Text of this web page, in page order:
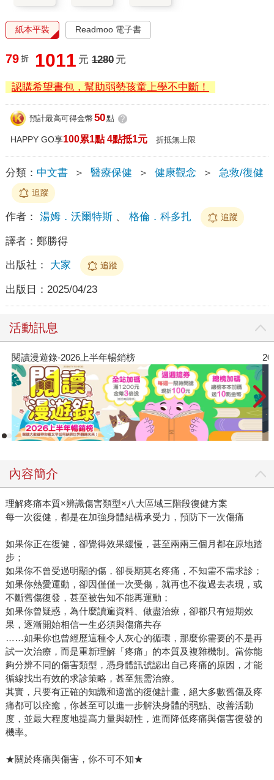
紙本平裝 Readmoo 電子書
79 折 1011 元 1280 元
認購希望書包，幫助弱勢孩童上學不中斷！
預計最高可得金幣 50點 ?
HAPPY GO享100累1點 4點抵1元 折抵無上限
分類： 中文書 ＞ 醫療保健 ＞ 健康觀念 ＞ 急救/復健
追蹤
作者： 湯姆．沃爾特斯、 格倫．科多扎 追蹤
譯者： 鄭勝得
出版社： 大家 追蹤
出版日： 2025/04/23
活動訊息
閱讀漫遊錄-2026上半年暢銷榜
內容簡介
理解疼痛本質×辨識傷害類型×八大區域三階段復健方案
每一次復健，都是在加強身體結構承受力，預防下一次傷痛
如果你正在復健，卻覺得效果緩慢，甚至兩兩三個月都在原地踏
步；
如果你不曾受過明顯的傷，卻長期莫名疼痛，不知需不需求診；
如果你熱愛運動，卻因僅僅一次受傷，就再也不復過去表現，或
不斷舊傷復發，甚至被告知不能再運動；
如果你曾疑惑，為什麼讀遍資料、做盡治療，卻都只有短期效
果，逐漸開始相信一生必須與傷痛共存
……如果你也曾經歷這種令人灰心的循環，那麼你需要的不是再
試一次治療，而是重新理解「疼痛」的本質及複雜機制。當你能
夠分辨不同的傷害類型，憑身體訊號認出自己疼痛的原因，才能
循線找出有效的求診策略，甚至無需治療。
其實，只要有正確的知識和適當的復健計畫，絕大多數舊傷及疼
痛都可以痊癒，你甚至可以進一步解決身體的弱點、改善活動
度，並最大程度地提高力量與韌性，進而降低疼痛與傷害復發的
機率。
★關於疼痛與傷害，你不可不知★